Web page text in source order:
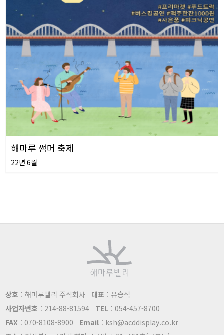
해마루 썸머 축제
22년 6월
상호 : 해마루밸리 주식회사 대표 : 유승석
사업자번호 : 214-88-81594 TEL : 054-457-8700
FAX : 070-8108-8900 Email : ksh@acddisplay.co.kr